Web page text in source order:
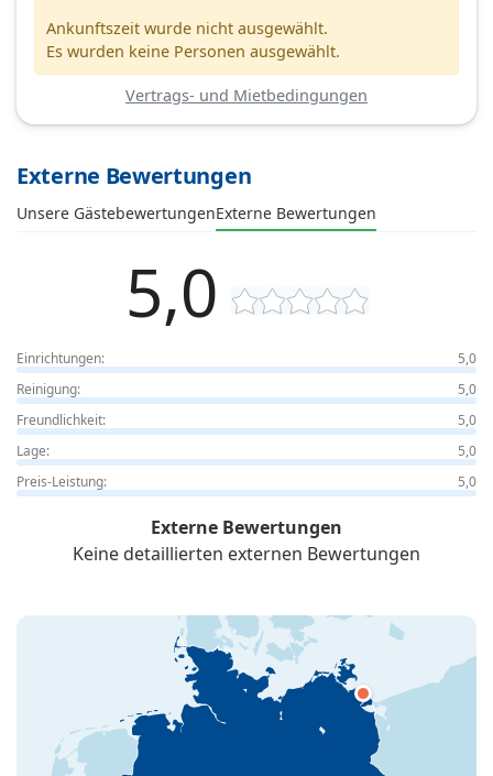
Ankunftszeit wurde nicht ausgewählt.
Es wurden keine Personen ausgewählt.
Vertrags- und Mietbedingungen
Externe Bewertungen
Unsere GästebewertungenExterne Bewertungen
5,0
Einrichtungen:
5,0
Reinigung:
5,0
Freundlichkeit:
5,0
Lage:
5,0
Preis-Leistung:
5,0
Externe Bewertungen
Keine detaillierten externen Bewertungen